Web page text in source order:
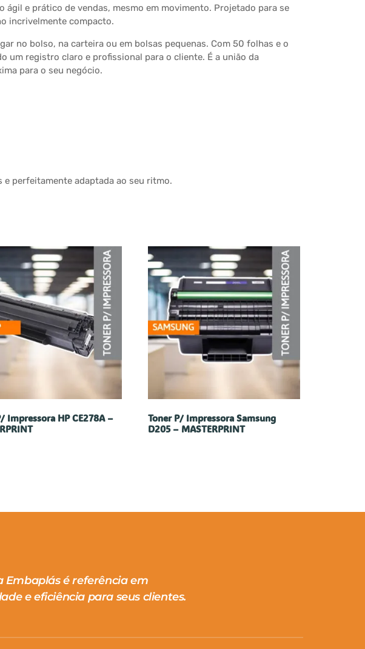
ágil e prático de vendas, mesmo em movimento. Projetado para se
incrivelmente compacto.
no bolso, na carteira ou em bolsas pequenas. Com 50 folhas e o
um registro claro e profissional para o cliente. É a união da
para o seu negócio.
e perfeitamente adaptada ao seu ritmo.
Impressora HP CE278A –
Toner P/ Impressora Samsung
D205 – MASTERPRINT
Embaplás é referência em
e eficiência para seus clientes.